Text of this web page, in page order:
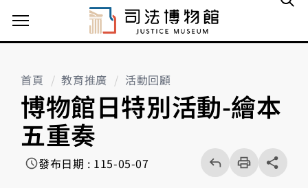
主選單案扭
首頁 教育推廣 活動回顧
博物館日特別活動-繪本
五重奏
發布日期 : 115-05-07
回
上
一
頁
列
印
share分享按